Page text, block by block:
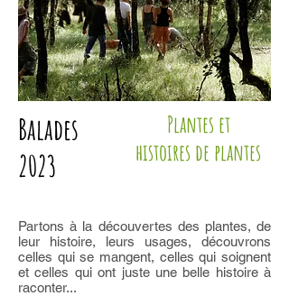
Balades
2023
Plantes et
histoires de plantes
Partons à la découvertes des plantes, de
leur histoire, leurs usages, découvrons
celles qui se mangent, celles qui soignent
et celles qui ont juste une belle histoire à
raconter...